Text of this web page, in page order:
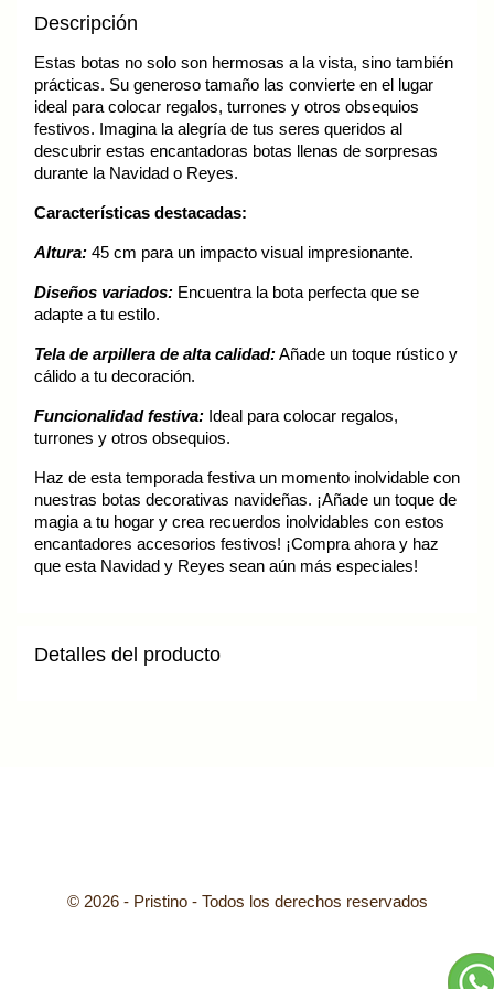
Descripción
Estas botas no solo son hermosas a la vista, sino también
prácticas. Su generoso tamaño las convierte en el lugar
ideal para colocar regalos, turrones y otros obsequios
festivos. Imagina la alegría de tus seres queridos al
descubrir estas encantadoras botas llenas de sorpresas
durante la Navidad o Reyes.
Características destacadas:
Altura: 45 cm para un impacto visual impresionante.
Diseños variados: Encuentra la bota perfecta que se
adapte a tu estilo.
Tela de arpillera de alta calidad:Añade un toque rústico y
cálido a tu decoración.
Funcionalidad festiva: Ideal para colocar regalos,
turrones y otros obsequios.
Haz de esta temporada festiva un momento inolvidable con
nuestras botas decorativas navideñas. ¡Añade un toque de
magia a tu hogar y crea recuerdos inolvidables con estos
encantadores accesorios festivos! ¡Compra ahora y haz
que esta Navidad y Reyes sean aún más especiales!
Detalles del producto
© 2026 - Pristino - Todos los derechos reservados